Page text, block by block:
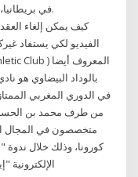
في بريطانيا، التي أصدرتها مجلة "فوربس" الأمريكية، المت.
كيف يمكن إلغاء
الفيديو لكي يستفاد
بالوداد البيضاوي هو
في الدوري المغربي
متخصصون في المجال
كورونا، وذلك خلال